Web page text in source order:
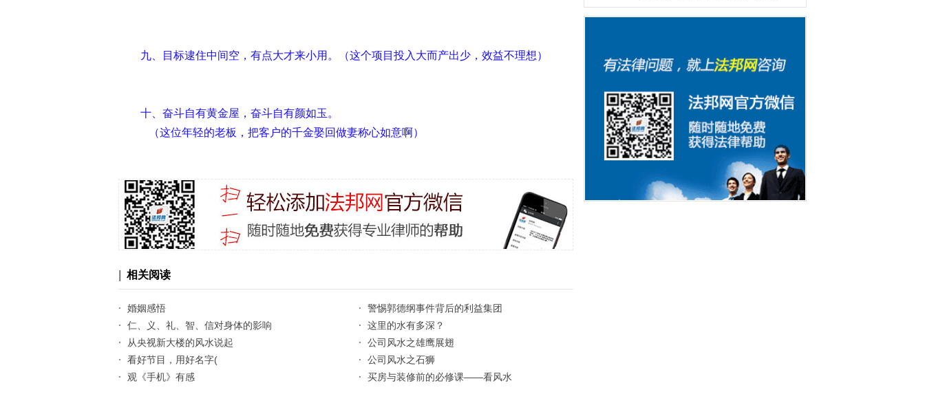
九、目标逮住中间空，有点大才来小用。（这个项目投入大而产出少，效益不理想）
十、奋斗自有黄金屋，奋斗自有颜如玉。
（这位年轻的老板，把客户的千金娶回做妻称心如意啊）
相关阅读
·
婚姻感悟
·
仁、义、礼、智、信对身体的影响
·
从央视新大楼的风水说起
·
看好节目，用好名字(
·
观《手机》有感
·
警惕郭德纲事件背后的利益集团
·
这里的水有多深？
·
公司风水之雄鹰展翅
·
公司风水之石狮
·
买房与装修前的必修课——看风水
务 公司并购 股份转让 企业改制 刑事辩
护 外商投资 常年顾问 私人律师